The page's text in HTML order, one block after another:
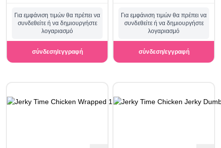
Για εμφάνιση τιμών θα πρέπει να
συνδεθείτε ή να δημιουργήστε
λογαριασμό
σύνδεση/εγγραφή
Για εμφάνιση τιμών θα πρέπει να
συνδεθείτε ή να δημιουργήστε
λογαριασμό
σύνδεση/εγγραφή